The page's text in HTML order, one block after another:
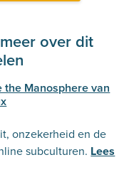
over dit
the Manosphere van
onzekerheid en de
subculturen. Lees